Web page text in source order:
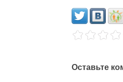
Оставьте